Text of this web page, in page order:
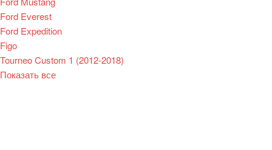
Ford Everest
Ford Expedition
Figo
Tourneo Custom 1 (2012-2018)
Показать все